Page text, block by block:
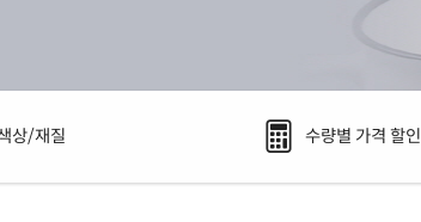
상/재질 수량별 가격 할인